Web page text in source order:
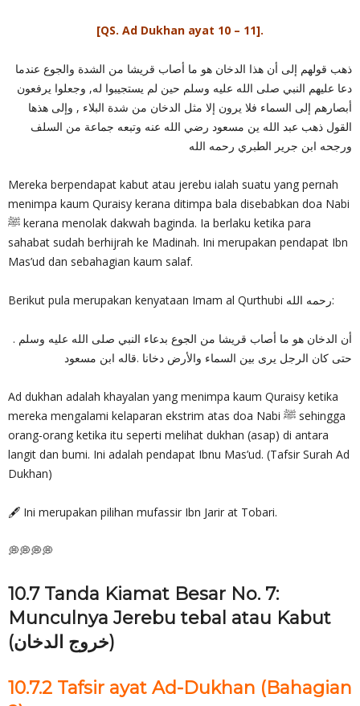
[QS. Ad Dukhan ayat 10 – 11].
ذهب قولهم إلى أن هذا الدخان هو ما أصاب قريشا من الشدة والجوع عندما
دعا عليهم النبي صلى الله عليه وسلم حين لم يستجيبوا له, وجعلوا يرفعون
أبصارهم إلى السماء فلا يرون إلا مثل الدخان من شدة البلاء , وإلى هذها
القول ذهب عبد الله ين مسعود رضي الله عنه وتبعه جماعة من السلف
ورجحه ابن جرير الطبري رحمه الله
Mereka berpendapat kabut atau jerebu ialah suatu yang pernah
menimpa kaum Quraisy kerana ditimpa bala disebabkan doa Nabi
ﷺ kerana menolak dakwah baginda. Ia berlaku ketika para
sahabat sudah berhijrah ke Madinah. Ini merupakan pendapat Ibn
Mas’ud dan sebahagian kaum salaf.
Berikut pula merupakan kenyataan Imam al Qurthubi رحمه الله:
أن الدخان هو ما أصاب قريشا من الجوع بدعاء النبي صلى الله عليه وسلم .
حتى كان الرجل يرى بين السماء والأرض دخانا .قاله ابن مسعود
Ad dukhan adalah khayalan yang menimpa kaum Quraisy ketika
mereka mengalami kelaparan ekstrim atas doa Nabi ﷺ sehingga
orang-orang ketika itu seperti melihat dukhan (asap) di antara
langit dan bumi. Ini adalah pendapat Ibnu Mas’ud. (Tafsir Surah Ad
Dukhan)
🖋 Ini merupakan pilihan mufassir Ibn Jarir at Tobari.
💭💭💭💭
10.7 Tanda Kiamat Besar No. 7:
Munculnya Jerebu tebal atau Kabut
(خروج الدخان)
10.7.2 Tafsir ayat Ad-Dukhan (Bahagian